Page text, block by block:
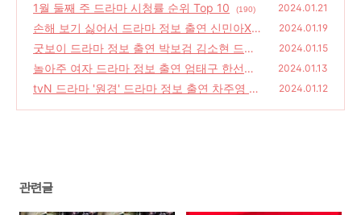
1월 둘째 주 드라마 시청률 순위 Top 10 (190) 2024.01.21
손해 보기 싫어서 드라마 정보 출연 신민아X김
영대X이상이 드라마 줄거리
(180)
2024.01.19
굿보이 드라마 정보 출연 박보검 김소현 드라
마 줄거리
(236)
2024.01.15
놀아주 여자 드라마 정보 출연 엄태구 한선화
권율 웹소설 원작 드라마
(212)
2024.01.13
tvN 드라마 '원경' 드라마 정보 출연 차주영 이
2024.01.12
관련글